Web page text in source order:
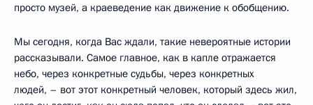
просто музей, а краеведение как движение к обобщению.
Мы сегодня, когда Вас ждали, такие невероятные истории
рассказывали. Самое главное, как в капле отражается
небо, через конкретные судьбы, через конкретных
людей, – вот этот конкретный человек, который здесь жил,